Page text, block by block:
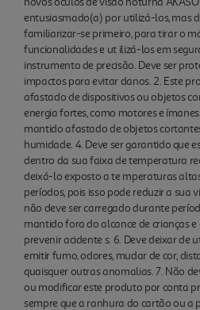
entusiasmado(a) por utilizá-los, mas
familiarizar-se primeiro, para tirar o
funcionalidades e ut ilizá-los em
instrumento de precisão. Deve ser
impactos para evitar danos. 2. Este
afastado de dispositivos ou objetos
energia fortes, como motores e
mantido afastado de objetos
humidade. 4. Deve ser garantido que
dentro da sua faixa de temperatura
deixá-lo exposto a te mperaturas
períodos, pois isso pode reduzir a sua
não deve ser carregado durante
mantido fora do alcance de crianças
prevenir acidente s. 6. Deve deixar de
emitir fumo, odores, mudar de cor,
quaisquer outras anomalias. 7. Não
ou modificar este produto por conta
sempre que a ranhura do cartão ou a